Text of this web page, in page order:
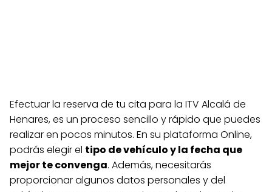
Efectuar la reserva de tu cita para la ITV Alcalá de
Henares, es un proceso sencillo y rápido que puedes
realizar en pocos minutos. En su plataforma Online,
podrás elegir el tipo de vehículo y la fecha que
mejor te convenga. Además, necesitarás
proporcionar algunos datos personales y del